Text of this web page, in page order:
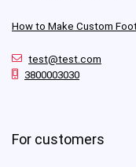
How to Make Custom
test@test.com
3800003030
For customers